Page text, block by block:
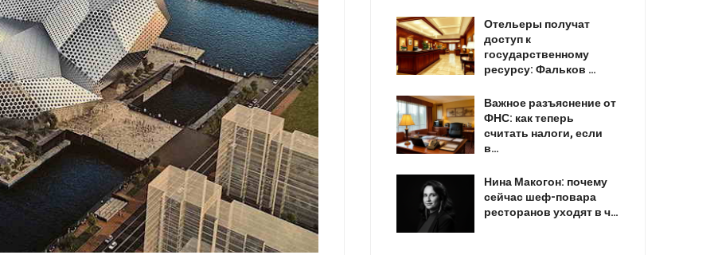
Отельеры получат
доступ к
государственному
ресурсу: Фальков …
Важное разъяснение от
ФНС: как теперь
считать налоги, если
в…
Нина Макогон: почему
сейчас шеф-повара
ресторанов уходят в ч…